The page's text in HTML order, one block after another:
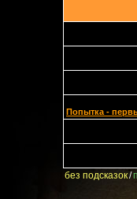
Попытка -
без подсказок/